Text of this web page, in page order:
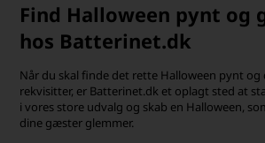
Find Halloween pynt og
hos Batterinet.dk
Når du skal finde det rette Halloween pynt og
rekvisitter, er Batterinet.dk et oplagt sted at
i vores store udvalg og skab en Halloween,
dine gæster glemmer.